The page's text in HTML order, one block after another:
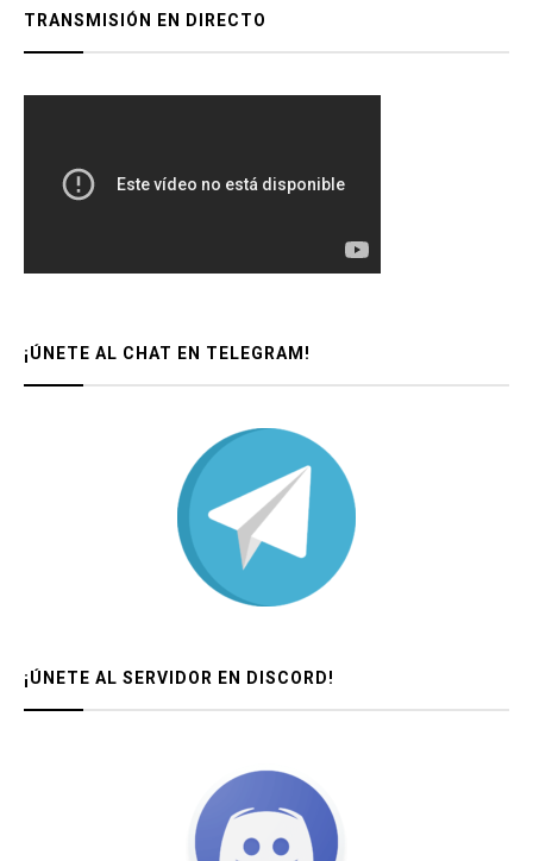
TRANSMISIÓN EN DIRECTO
¡ÚNETE AL CHAT EN TELEGRAM!
¡ÚNETE AL SERVIDOR EN DISCORD!